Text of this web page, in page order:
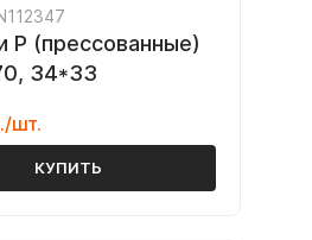
P (прессованные)
34*33
шт.
КУПИТЬ